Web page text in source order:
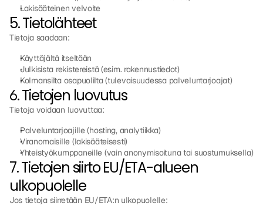
Lakisääteinen velvoite
5. Tietolähteet
Tietoja saadaan:
Käyttäjältä itseltään
Julkisista rekistereistä (esim. rakennustiedot)
Kolmansilta osapuolilta (tulevaisuudessa palveluntarjoajat)
6. Tietojen luovutus
Tietoja voidaan luovuttaa:
Palveluntarjoajille (hosting, analytiikka)
Viranomaisille (lakisääteisesti)
Yhteistyökumppaneille (vain anonymisoituna tai suostumuksella)
7. Tietojen siirto EU/ETA-alueen
ulkopuolelle
Jos tietoja siirretään EU/ETA:n ulkopuolelle: